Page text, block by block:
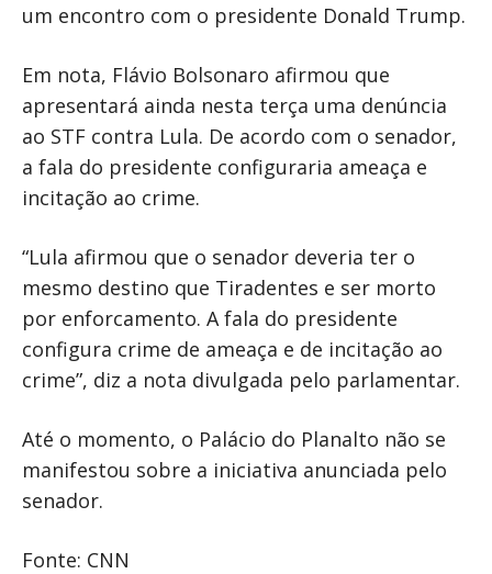
um encontro com o presidente Donald Trump.
Em nota, Flávio Bolsonaro afirmou que
apresentará ainda nesta terça uma denúncia
ao STF contra Lula. De acordo com o senador,
a fala do presidente configuraria ameaça e
incitação ao crime.
“Lula afirmou que o senador deveria ter o
mesmo destino que Tiradentes e ser morto
por enforcamento. A fala do presidente
configura crime de ameaça e de incitação ao
crime”, diz a nota divulgada pelo parlamentar.
Até o momento, o Palácio do Planalto não se
manifestou sobre a iniciativa anunciada pelo
senador.
Fonte: CNN